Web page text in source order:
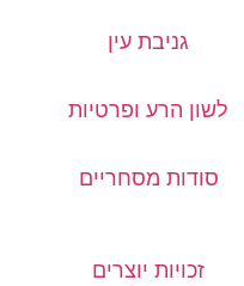
גניבת עין
לשון הרע ופרטיות
סודות מסחריים
זכויות יוצרים